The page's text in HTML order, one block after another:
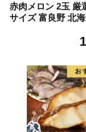
赤肉メロン 2玉 厳
サイズ 富良野 北
富良野 メロン め